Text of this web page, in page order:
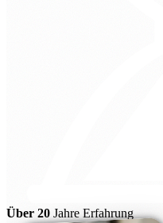
Über 20 Jahre Erfahrung